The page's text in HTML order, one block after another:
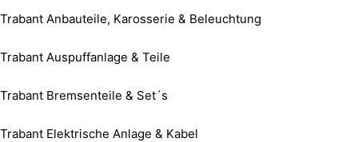
Trabant Anbauteile, Karosserie & Beleuchtung
Trabant Auspuffanlage & Teile
Trabant Bremsenteile & Set´s
Trabant Elektrische Anlage & Kabel